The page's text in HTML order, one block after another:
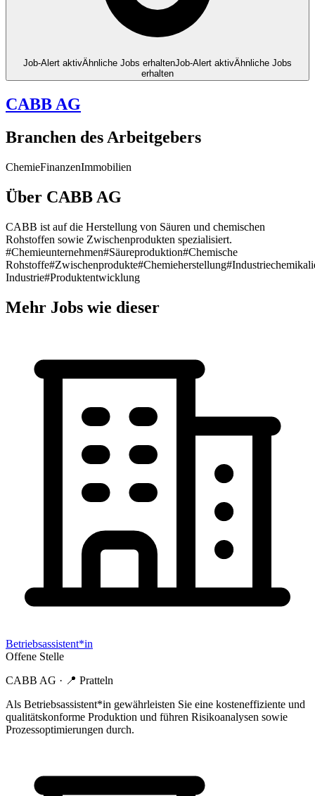
Job-Alert aktivÄhnliche Jobs erhaltenJob-Alert aktivÄhnliche Jobs
erhalten
CABB AG
Branchen des Arbeitgebers
ChemieFinanzenImmobilien
Über CABB AG
CABB ist auf die Herstellung von Säuren und chemischen
Rohstoffen sowie Zwischenprodukten spezialisiert.
#Chemieunternehmen#Säureproduktion#Chemische
Rohstoffe#Zwischenprodukte#Chemieherstellung
Industrie#Produktentwicklung
Mehr Jobs wie dieser
Betriebsassistent*in
Offene Stelle
CABB AG · 📍 Pratteln
Als Betriebsassistent*in gewährleisten Sie eine kosteneffiziente und
qualitätskonforme Produktion und führen Risikoanalysen sowie
Prozessoptimierungen durch.